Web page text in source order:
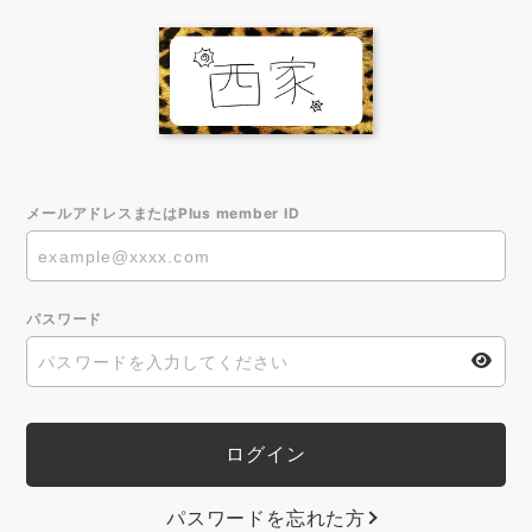
メールアドレスまたはPlus member ID
パスワード
パスワードを忘れた方